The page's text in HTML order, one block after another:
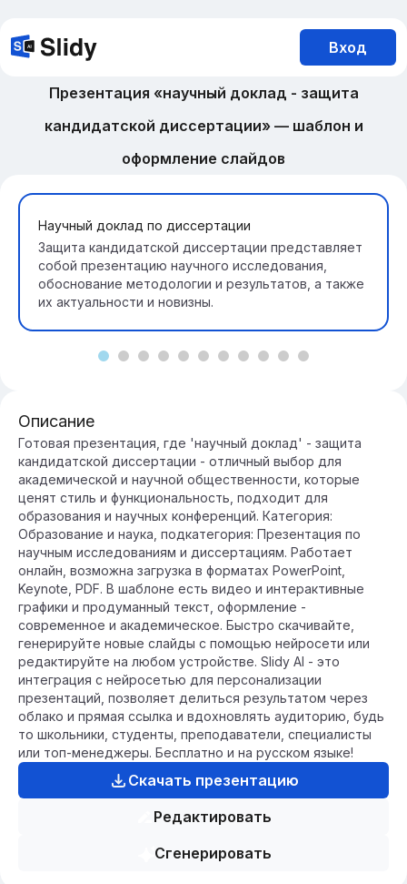
Вход
Презентация «научный доклад - защита
кандидатской диссертации» — шаблон и
оформление слайдов
Научный доклад по диссертации
Защита кандидатской диссертации представляет
собой презентацию научного исследования,
обоснование методологии и результатов, а также
их актуальности и новизны.
Описание
Готовая презентация, где 'научный доклад' - защита
кандидатской диссертации - отличный выбор для
академической и научной общественности, которые
ценят стиль и функциональность, подходит для
образования и научных конференций. Категория:
Образование и наука, подкатегория: Презентация по
научным исследованиям и диссертациям. Работает
онлайн, возможна загрузка в форматах PowerPoint,
Keynote, PDF. В шаблоне есть видео и интерактивные
графики и продуманный текст, оформление -
современное и академическое. Быстро скачивайте,
генерируйте новые слайды с помощью нейросети или
редактируйте на любом устройстве. Slidy AI - это
интеграция с нейросетью для персонализации
презентаций, позволяет делиться результатом через
облако и прямая ссылка и вдохновлять аудиторию, будь
то школьники, студенты, преподаватели, специалисты
или топ-менеджеры. Бесплатно и на русском языке!
Скачать презентацию
Редактировать
Сгенерировать